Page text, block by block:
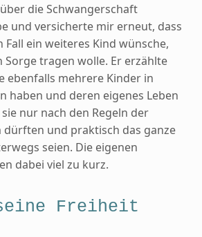
die Schwangerschaft
und versicherte mir erneut, dass
Fall ein weiteres Kind wünsche,
Sorge tragen wolle. Er erzählte
ebenfalls mehrere Kinder in
haben und deren eigenes Leben
sie nur nach den Regeln der
und praktisch das ganze
seien. Die eigenen
dabei viel zu kurz.
Freiheit